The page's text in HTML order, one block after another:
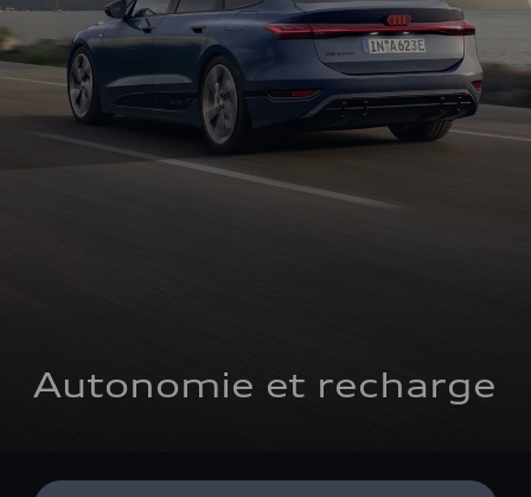
Autonomie et recharge